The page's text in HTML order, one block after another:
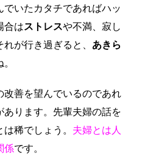
でいたカタチであればハッ
合はストレスや不満、寂し
が行き過ぎると、 あきら
改善を望んでいるのであれ
あります。先輩夫婦の話を
稀でしょう。 夫婦とは人
係です。